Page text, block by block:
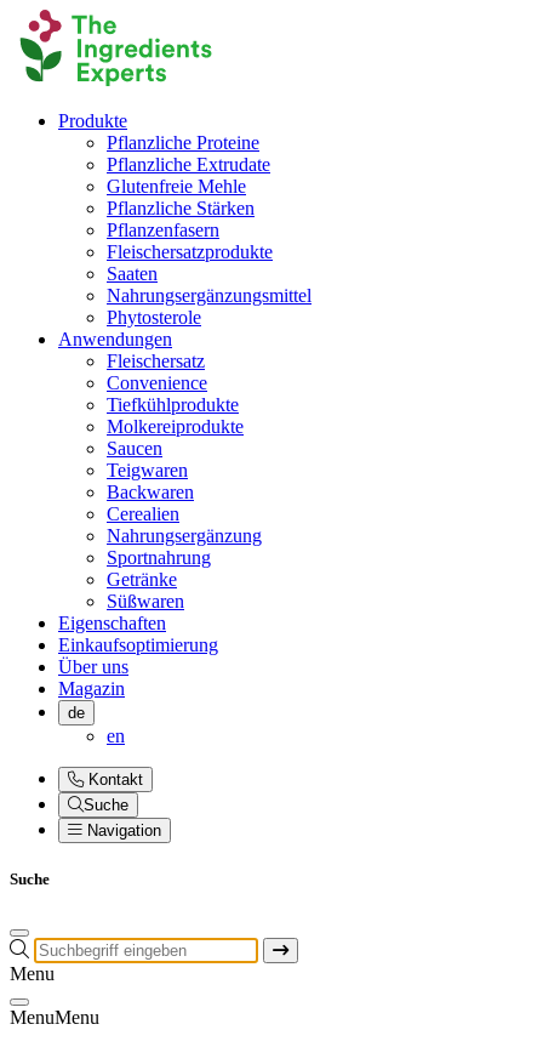
Produkte
Pflanzliche Proteine
Pflanzliche Extrudate
Glutenfreie Mehle
Pflanzliche Stärken
Pflanzenfasern
Fleischersatzprodukte
Saaten
Nahrungsergänzungsmittel
Phytosterole
Anwendungen
Fleischersatz
Convenience
Tiefkühlprodukte
Molkereiprodukte
Saucen
Teigwaren
Backwaren
Cerealien
Nahrungsergänzung
Sportnahrung
Getränke
Süßwaren
Eigenschaften
Einkaufsoptimierung
Über uns
Magazin
de
en
Kontakt
Suche
Navigation
Suche
Menu
MenuMenu